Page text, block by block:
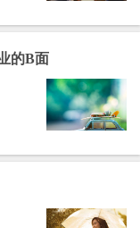
的B面